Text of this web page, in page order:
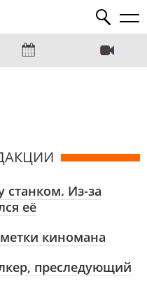
станком. Из-за
её
киномана
преследующий